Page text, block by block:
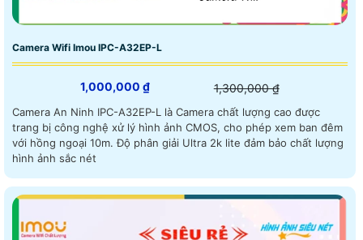
Camera Wifi Imou IPC-A32EP-L
1,000,000 ₫ 1,300,000 ₫
Camera An Ninh IPC-A32EP-L là Camera chất lượng cao được
trang bị công nghệ xử lý hình ảnh CMOS, cho phép xem ban đêm
với hồng ngoại 10m. Độ phân giải Ultra 2k lite đảm bảo chất lượng
hình ảnh sắc nét